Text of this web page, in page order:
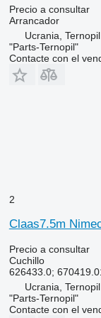
Precio a consultar
Arrancador
Ucrania, Ternopil
"Parts-Ternopil"
Contacte con el
2
Claas7.5m
Precio a consultar
Cuchillo
626433.0;
Ucrania, Ternopil
"Parts-Ternopil"
Contacte con el